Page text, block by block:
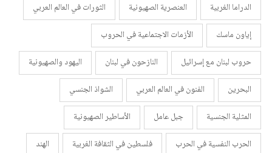
الدراما الغربية
العنصرية الصهيونية
الثورات في العالم العربي
إياون ماسك
الأزمات الاجتماعية في الحروب
حروب لبنان مع إسرائيل
النازحون في لبنان
اليهود والصهيونية
البحرين
الفنون في العالم العربي
الشواذ الجنسي
المثلية الجنسية
جبل عامل
الأساطير الصهيونية
الحرب النفسية في الحرب
فلسطين في الثقافة الغربية
الهند